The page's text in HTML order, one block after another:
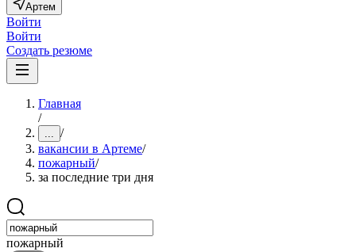
Артем
Войти
Войти
Создать резюме
Главная
/
... /
вакансии в Артеме/
пожарный/
за последние три дня
пожарный